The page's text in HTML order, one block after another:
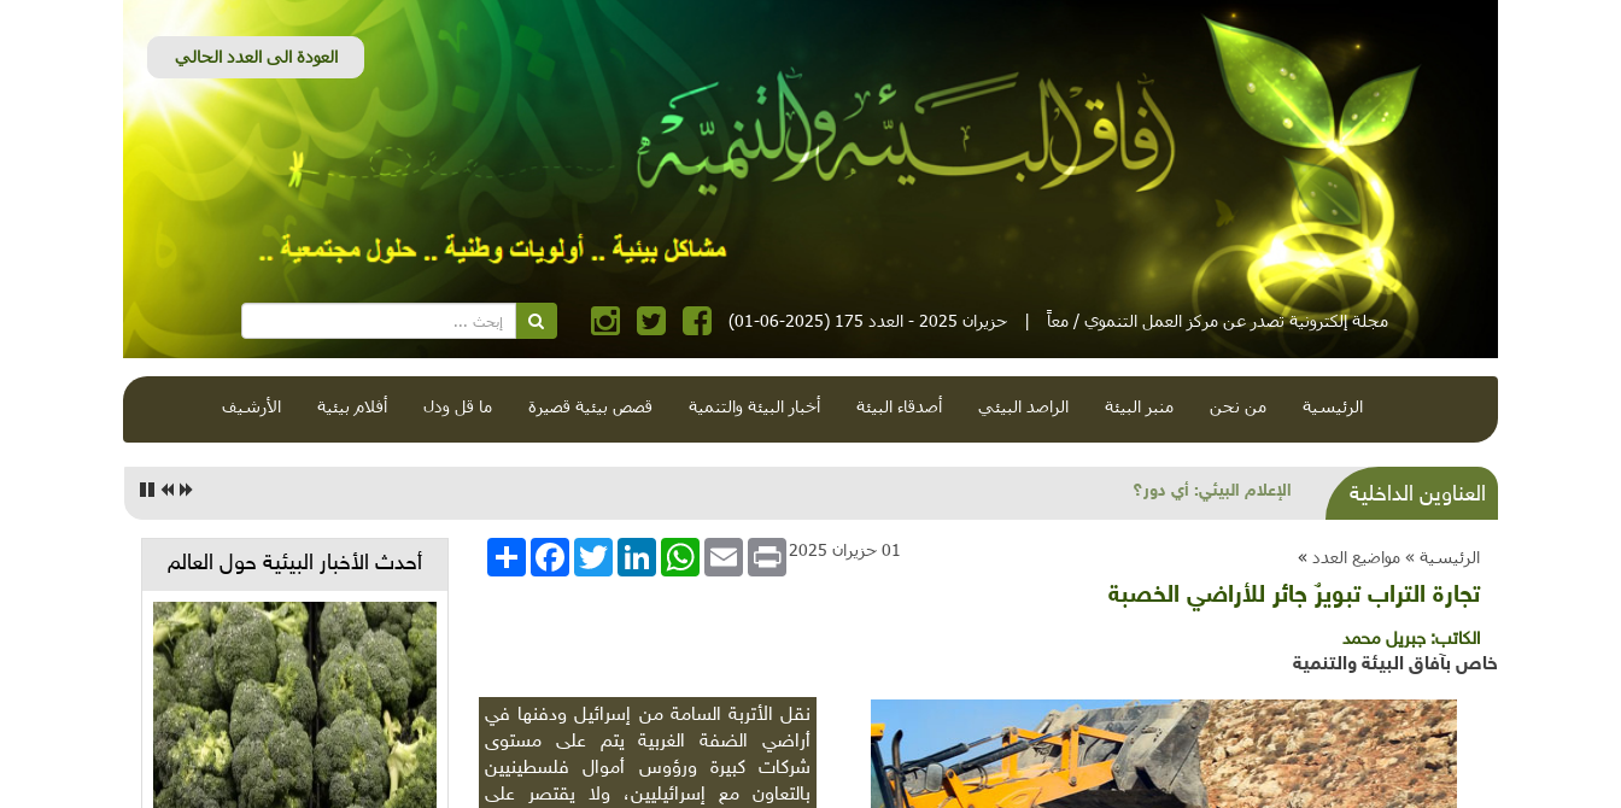
مجلة إلكترونية تصدر عن مركز العمل التنموي / معاً | حزيران 2025 - العدد 175 (2025-06-01)
الرئيسية من نحن منبر البيئة الراصد البيئي أصدقاء البيئة أخبار البيئة والتنمية قصص بيئية قصيرة ما قل ودل أفلام بيئية الأرشيف
العناوين الداخلية شذرات بيئية وتنموية...زلازل ودروس ووهم وزهرة أبي وعين غزال ونفايات مدرسية
الرئيسية » مواضيع العدد » انشر
FacebookTwitterLinkedInWhatsApp Email Print 01 حزيران 2025
تجارة التراب تبويرٌ جائر للأراضي الخصبة
الكاتب: جبريل محمد
خاص بآفاق البيئة والتنمية
نقل الأتربة السامة من إسرائيل ودفنها في
أراضي الضفة الغربية يتم على مستوى
شركات كبيرة ورؤوس أموال فلسطينيين
بالتعاون مع إسرائيليين، ولا يقتصر على
أحدث الأخبار البيئية حول العالم